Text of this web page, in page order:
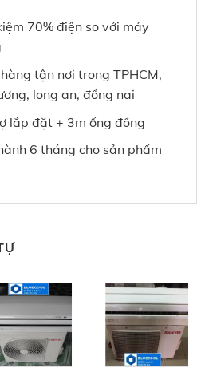
70% điện so với máy
tận nơi trong TPHCM,
long an, đồng nai
lắp đặt + 3m ống đồng
6 tháng cho sản phẩm